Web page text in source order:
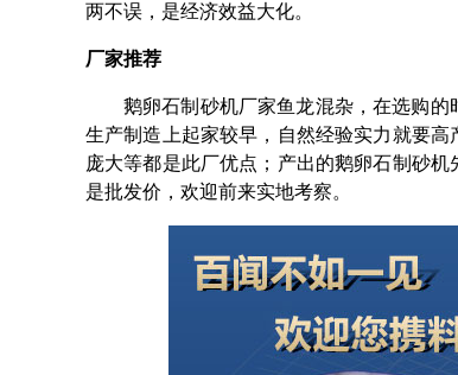
两不误，是经济效益大化。
厂家推荐
鹅卵石制砂机厂家鱼龙混杂，在选购
生产制造上起家较早，自然经验实力就要高
庞大等都是此厂优点；产出的鹅卵石制砂
是批发价，欢迎前来实地考察。